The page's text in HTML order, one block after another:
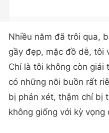
Nhiều năm đã trôi qua,
gầy đẹp, mặc đồ dễ, tôi
Chỉ là tôi không còn giải
có những nỗi buồn rất
bị phán xét, thậm chí bị
không giống với kỳ vọng